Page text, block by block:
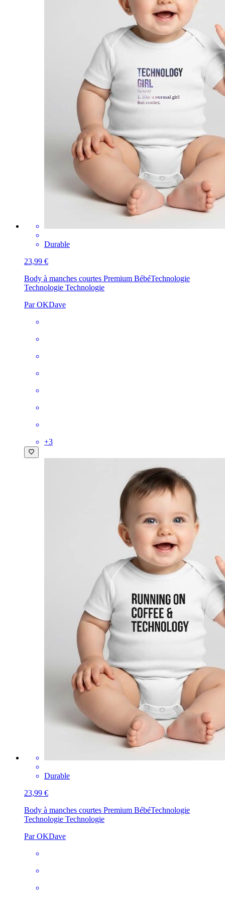
Durable
23,99 €
Body à manches courtes Premium BébéTechnologie
Technologie Technologie
Par OKDave
+3
Durable
23,99 €
Body à manches courtes Premium BébéTechnologie
Technologie Technologie
Par OKDave